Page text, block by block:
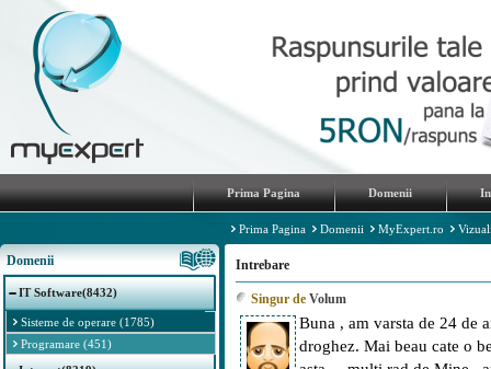
Prima Pagina Domenii
Domenii
IT Software(8432)
Sisteme de operare (1785)
Programare (451)
Prima Pagina Domenii MyExpert.ro
Intrebare
Singur de Volum
Buna , am varsta de 24 de
droghez. Mai beau cate o